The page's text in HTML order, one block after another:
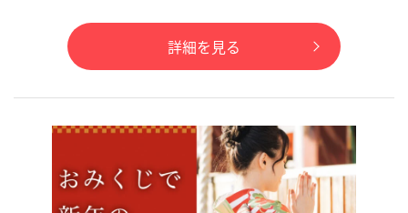
詳細を見る